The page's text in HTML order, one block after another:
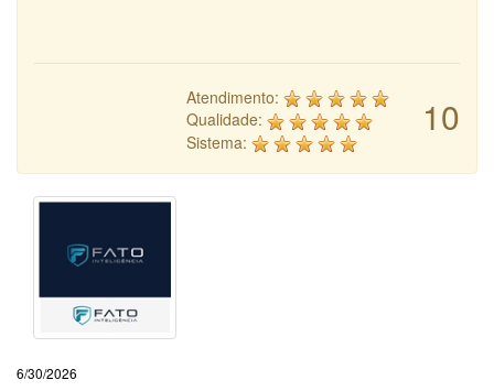
10
Atendimento:
Qualidade:
Sistema:
6/30/2026